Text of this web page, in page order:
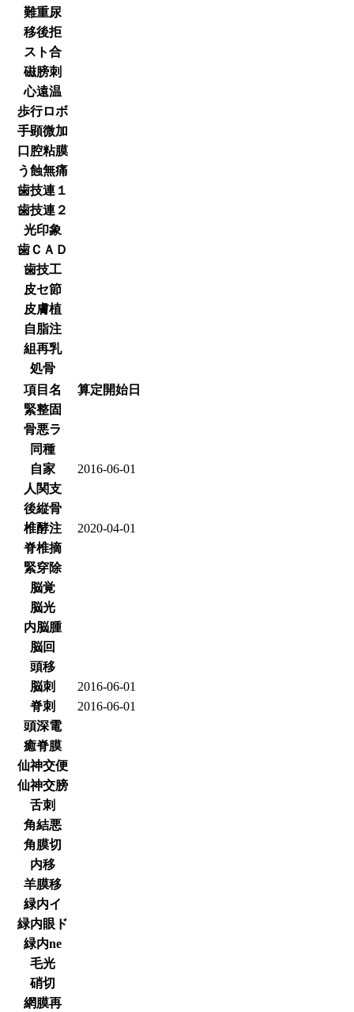
難重尿
移後拒
スト合
磁膀刺
心遠温
歩行ロボ
手顕微加
口腔粘膜
う蝕無痛
歯技連１
歯技連２
光印象
歯ＣＡＤ
歯技工
皮セ節
皮膚植
自脂注
組再乳
処骨
項目名
算定開始日
緊整固
骨悪ラ
同種
自家
2016-06-01
人関支
後縦骨
椎酵注
2020-04-01
脊椎摘
緊穿除
脳覚
脳光
内脳腫
脳回
頭移
脳刺
2016-06-01
脊刺
2016-06-01
頭深電
癒脊膜
仙神交便
仙神交膀
舌刺
角結悪
角膜切
内移
羊膜移
緑内イ
緑内眼ド
緑内ne
毛光
硝切
網膜再